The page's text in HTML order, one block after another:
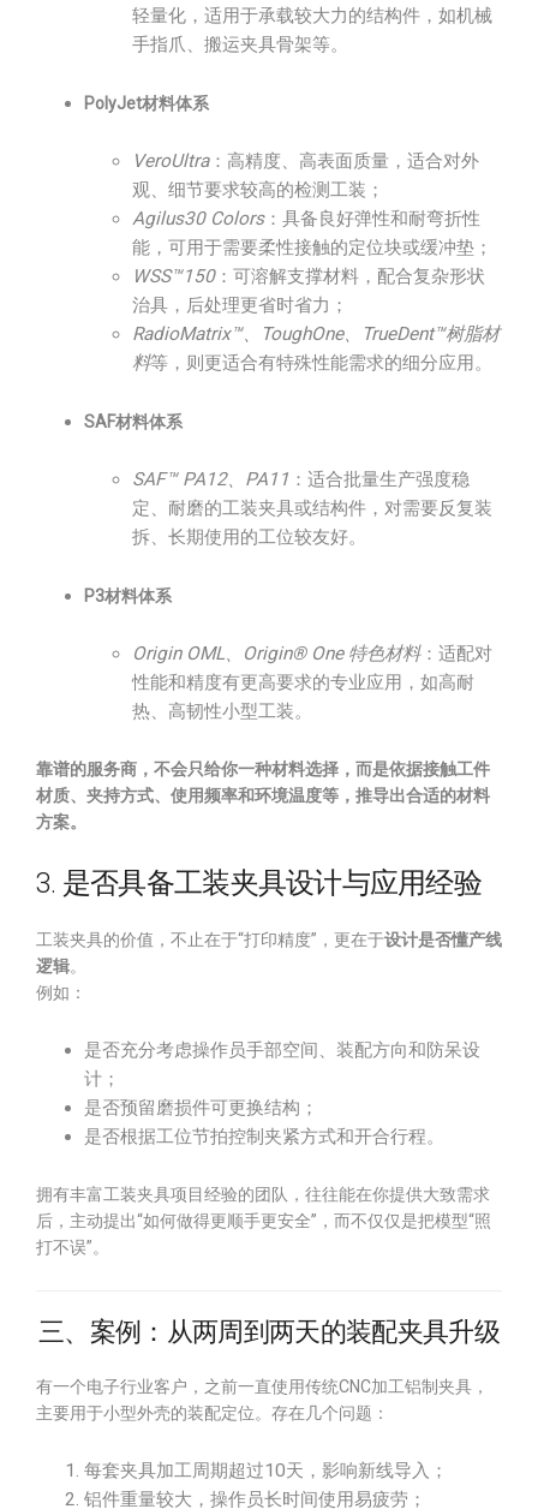
轻量化，适用于承载较大力的结构件，如机械
手指爪、搬运夹具骨架等。
PolyJet材料体系
VeroUltra：高精度、高表面质量，适合对外
观、细节要求较高的检测工装；
Agilus30 Colors：具备良好弹性和耐弯折性
能，可用于需要柔性接触的定位块或缓冲垫；
WSS™150：可溶解支撑材料，配合复杂形状
治具，后处理更省时省力；
RadioMatrix™、ToughOne、TrueDent™树脂材
料等，则更适合有特殊性能需求的细分应用。
SAF材料体系
SAF™ PA12、PA11 ：适合批量生产强度稳
定、耐磨的工装夹具或结构件，对需要反复装
拆、长期使用的工位较友好。
P3材料体系
Origin OML、Origin® One 特色材料：适配对
性能和精度有更高要求的专业应用，如高耐
热、高韧性小型工装。
靠谱的服务商，不会只给你一种材料选择，而是依据接触工件
材质、夹持方式、使用频率和环境温度等，推导出合适的材料
方案。
3. 是否具备工装夹具设计与应用经验
工装夹具的价值，不止在于“打印精度”，更在于设计是否懂产线
逻辑。
例如：
是否充分考虑操作员手部空间、装配方向和防呆设
计；
是否预留磨损件可更换结构；
是否根据工位节拍控制夹紧方式和开合行程。
拥有丰富工装夹具项目经验的团队，往往能在你提供大致需求
后，主动提出“如何做得更顺手更安全”，而不仅仅是把模型“照
打不误”。
三、案例：从两周到两天的装配夹具升级
有一个电子行业客户，之前一直使用传统CNC加工铝制夹具，
主要用于小型外壳的装配定位。存在几个问题：
每套夹具加工周期超过10天，影响新线导入；
铝件重量较大，操作员长时间使用易疲劳；